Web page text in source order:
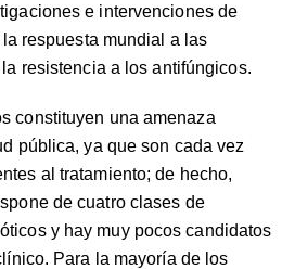
e intervenciones de
respuesta mundial a las
resistencia a los antifúngicos.
constituyen una amenaza
pública, ya que son cada vez
al tratamiento; de hecho,
de cuatro clases de
y hay muy pocos candidatos
Para la mayoría de los